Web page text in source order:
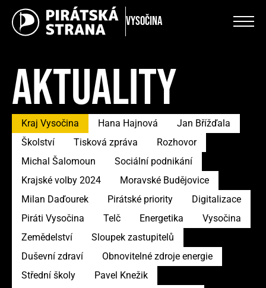
Vysočina
AKTUALITY
Kraj Vysočina Hana Hajnová
Jan Břížďala
Školství
Tisková zpráva
Rozhovor
Michal Šalomoun
Sociální podnikání
Krajské volby 2024
Moravské Budějovice
Milan Daďourek
Pirátské priority
Digitalizace
Piráti Vysočina
Telč Energetika
Vysočina
Zemědelství
Sloupek zastupitelů
Duševní zdraví
Obnovitelné zdroje energie
Střední školy
Pavel Knežik